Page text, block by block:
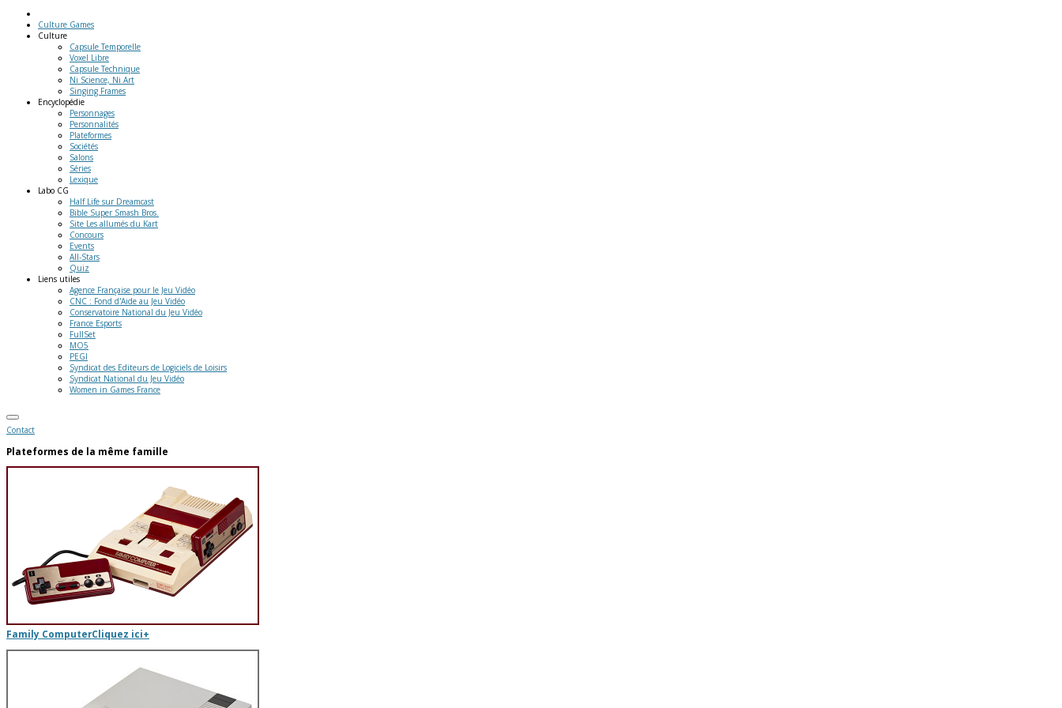
Culture Games
Culture
Capsule Temporelle
Voxel Libre
Capsule Technique
Ni Science, Ni Art
Singing Frames
Encyclopédie
Personnages
Personnalités
Plateformes
Sociétés
Salons
Séries
Lexique
Labo CG
Half Life sur Dreamcast
Bible Super Smash Bros.
Site Les allumés du Kart
Concours
Events
All-Stars
Quiz
Liens utiles
Agence Française pour le Jeu Vidéo
CNC : Fond d'Aide au Jeu Vidéo
Conservatoire National du Jeu Vidéo
France Esports
FullSet
MO5
PEGI
Syndicat des Editeurs de Logiciels de Loisirs
Syndicat National du Jeu Vidéo
Women in Games France
Contact
Plateformes de la même famille
Family ComputerCliquez ici+